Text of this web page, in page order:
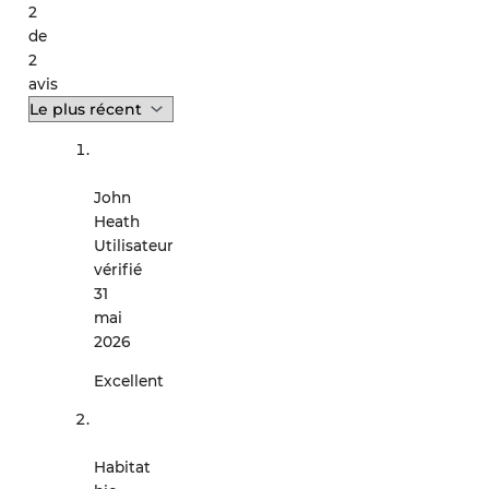
2
de
2
avis
John
Heath
Utilisateur
vérifié
31
mai
2026
Excellent
Habitat